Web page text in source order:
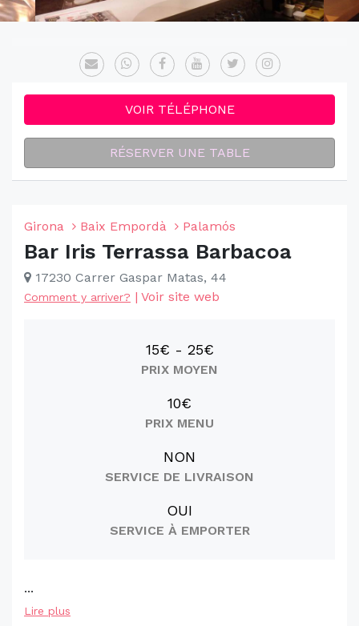
VOIR TÉLÉPHONE
RÉSERVER UNE TABLE
Girona Baix Empordà Palamós
Bar Iris Terrassa Barbacoa
17230 Carrer Gaspar Matas, 44
Comment y arriver? | Voir site web
15€ - 25€
PRIX MOYEN
10€
PRIX MENU
NON
SERVICE DE LIVRAISON
OUI
SERVICE À EMPORTER
...
Lire plus